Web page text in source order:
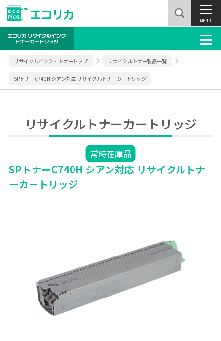
MENU
リサイクルインク・トナートップ リサイクルトナー製品一覧
SPトナーC740H シアン対応 リサイクルトナーカートリッジ
リサイクルトナーカートリッジ
常時在庫品
SPトナーC740H シアン対応 リサイクルトナ
ーカートリッジ